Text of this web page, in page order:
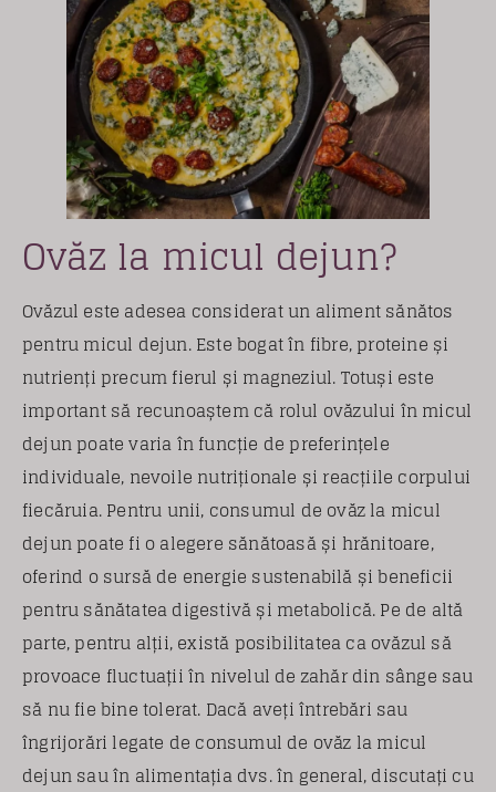
Ovăz la micul dejun?
Ovăzul este adesea considerat un aliment sănătos
pentru micul dejun. Este bogat în fibre, proteine ​​și
nutrienți precum fierul și magneziul. Totuși este
important să recunoaștem că rolul ovăzului în micul
dejun poate varia în funcție de preferințele
individuale, nevoile nutriționale și reacțiile corpului
fiecăruia. Pentru unii, consumul de ovăz la micul
dejun poate fi o alegere sănătoasă și hrănitoare,
oferind o sursă de energie sustenabilă și beneficii
pentru sănătatea digestivă și metabolică. Pe de altă
parte, pentru alții, există posibilitatea ca ovăzul să
provoace fluctuații în nivelul de zahăr din sânge sau
să nu fie bine tolerat. Dacă aveți întrebări sau
îngrijorări legate de consumul de ovăz la micul
dejun sau în alimentația dvs. în general, discutați cu